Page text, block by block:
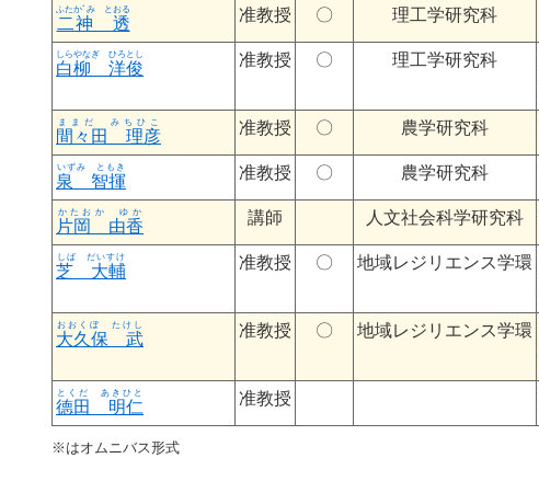
もりわき りょう
まつむら のぶひこ
二神 透 准教授 〇 理工学研究科
白柳 洋俊 准教授 〇 理工学研究科
間々田 理彦 准教授 〇 農学研究科
泉 智揮 准教授 〇 農学研究科
片岡 由香 講師 人文社会科学研究科
芝 大輔 准教授 〇 地域レジリエンス学環
大久保 武 准教授 〇 地域レジリエンス学環
德田 明仁 准教授
※はオムニバス形式